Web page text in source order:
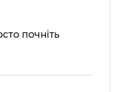
почніть